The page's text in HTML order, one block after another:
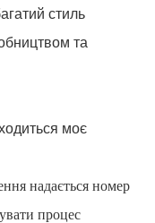
стиль
та
моє
надається номер
процес